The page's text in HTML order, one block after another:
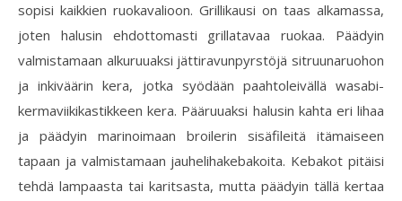
sopisi kaikkien ruokavalioon. Grillikausi on taas alkamassa,
joten halusin ehdottomasti grillatavaa ruokaa. Päädyin
valmistamaan alkuruuaksi jättiravunpyrstöjä sitruunaruohon
ja inkiväärin kera, jotka syödään paahtoleivällä wasabi-
kermaviikikastikkeen kera. Pääruuaksi halusin kahta eri lihaa
ja päädyin marinoimaan broilerin sisäfileitä itämaiseen
tapaan ja valmistamaan jauhelihakebakoita. Kebakot pitäisi
tehdä lampaasta tai karitsasta, mutta päädyin tällä kertaa